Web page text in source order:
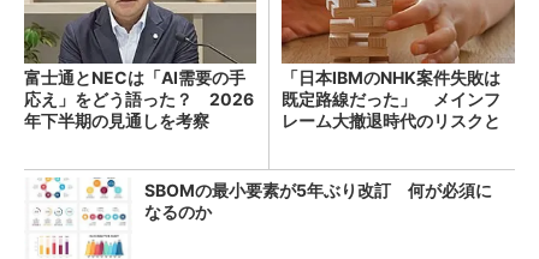
富士通とNECは「AI需要の手
応え」をどう語った？ 2026
年下半期の見通しを考察
「日本IBMのNHK案件失敗は
既定路線だった」 メインフ
レーム大撤退時代のリスクと
SBOMの最小要素が5年ぶり改訂 何が必須に
なるのか